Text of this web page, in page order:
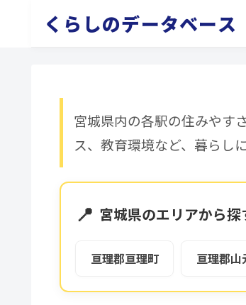
くらしのデータベース
宮城県内の各駅の住みやす
ス、教育環境など、暮らし
📍 宮城県のエリアから探
亘理郡亘理町 亘理郡山